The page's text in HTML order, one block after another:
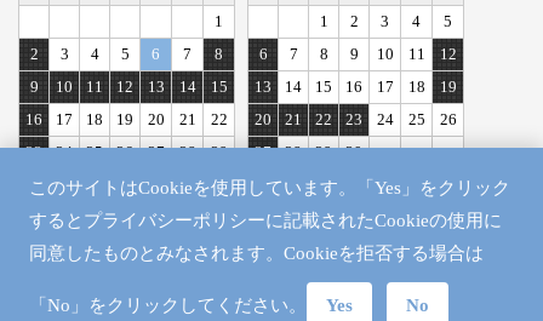
1
2
3 4 5 6 7
8
9
10 11 12 13 14
15
16
17 18 19 20 21
22
23
24 25 26 27 28
29
30
31
1
2 3 4
5
6
7 8 9 10 11
12
13
14 15 16 17 18
19
20
21 22 23 24 25
26
27
28 29 30
定休日
このサイトはCookieを使用しています。「Yes」をクリック
するとプライバシーポリシーに記載されたCookieの使用に
同意したものとみなされます。Cookieを拒否する場合は
「No」をクリックしてください。 Yes No